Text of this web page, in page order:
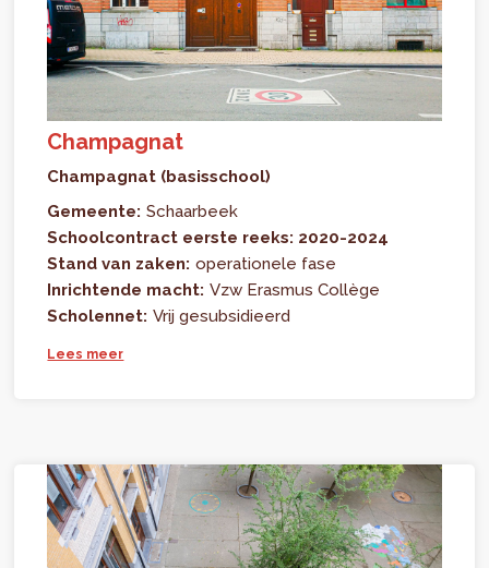
Champagnat
Champagnat (basisschool)
Gemeente: Schaarbeek
Schoolcontract eerste reeks: 2020-2024
Stand van zaken: operationele fase
Inrichtende macht: Vzw Erasmus Collège
Scholennet: Vrij gesubsidieerd
Lees meer